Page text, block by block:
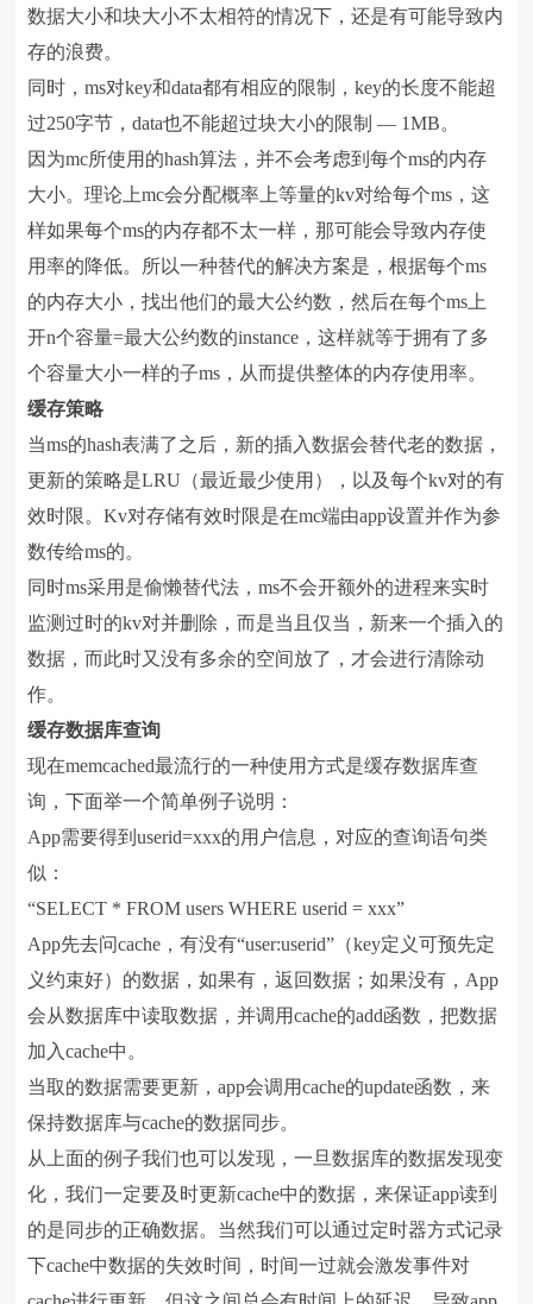
数据大小和块大小不太相符的情况下，还是有可能导致内
存的浪费。
同时，ms对key和data都有相应的限制，key的长度不能超
过250字节，data也不能超过块大小的限制 — 1MB。
因为mc所使用的hash算法，并不会考虑到每个ms的内存
大小。理论上mc会分配概率上等量的kv对给每个ms，这
样如果每个ms的内存都不太一样，那可能会导致内存使
用率的降低。所以一种替代的解决方案是，根据每个ms
的内存大小，找出他们的最大公约数，然后在每个ms上
开n个容量=最大公约数的instance，这样就等于拥有了多
个容量大小一样的子ms，从而提供整体的内存使用率。
缓存策略
当ms的hash表满了之后，新的插入数据会替代老的数据，
更新的策略是LRU（最近最少使用），以及每个kv对的有
效时限。Kv对存储有效时限是在mc端由app设置并作为参
数传给ms的。
同时ms采用是偷懒替代法，ms不会开额外的进程来实时
监测过时的kv对并删除，而是当且仅当，新来一个插入的
数据，而此时又没有多余的空间放了，才会进行清除动
作。
缓存数据库查询
现在memcached最流行的一种使用方式是缓存数据库查
询，下面举一个简单例子说明：
App需要得到userid=xxx的用户信息，对应的查询语句类
似：
“SELECT * FROM users WHERE userid = xxx”
App先去问cache，有没有“user:userid”（key定义可预先定
义约束好）的数据，如果有，返回数据；如果没有，App
会从数据库中读取数据，并调用cache的add函数，把数据
加入cache中。
当取的数据需要更新，app会调用cache的update函数，来
保持数据库与cache的数据同步。
从上面的例子我们也可以发现，一旦数据库的数据发现变
化，我们一定要及时更新cache中的数据，来保证app读到
的是同步的正确数据。当然我们可以通过定时器方式记录
下cache中数据的失效时间，时间一过就会激发事件对